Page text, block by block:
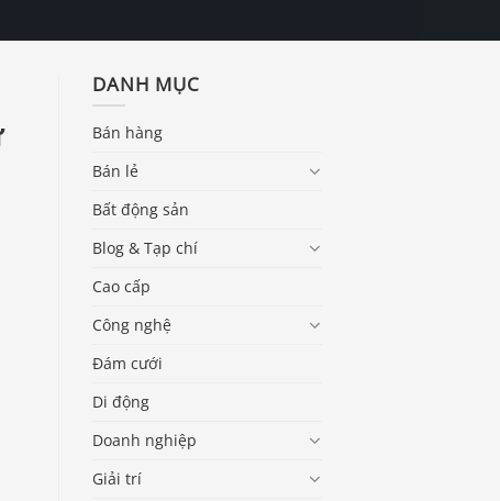
DANH MỤC
Bán hàng
Bán lẻ
Bất động sản
Blog & Tạp chí
Cao cấp
Công nghệ
Đám cưới
Di động
Doanh nghiệp
Giải trí